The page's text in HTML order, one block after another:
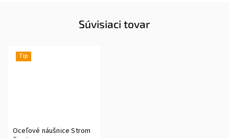
Súvisiaci tovar
Tip
Oceľové náušnice Strom